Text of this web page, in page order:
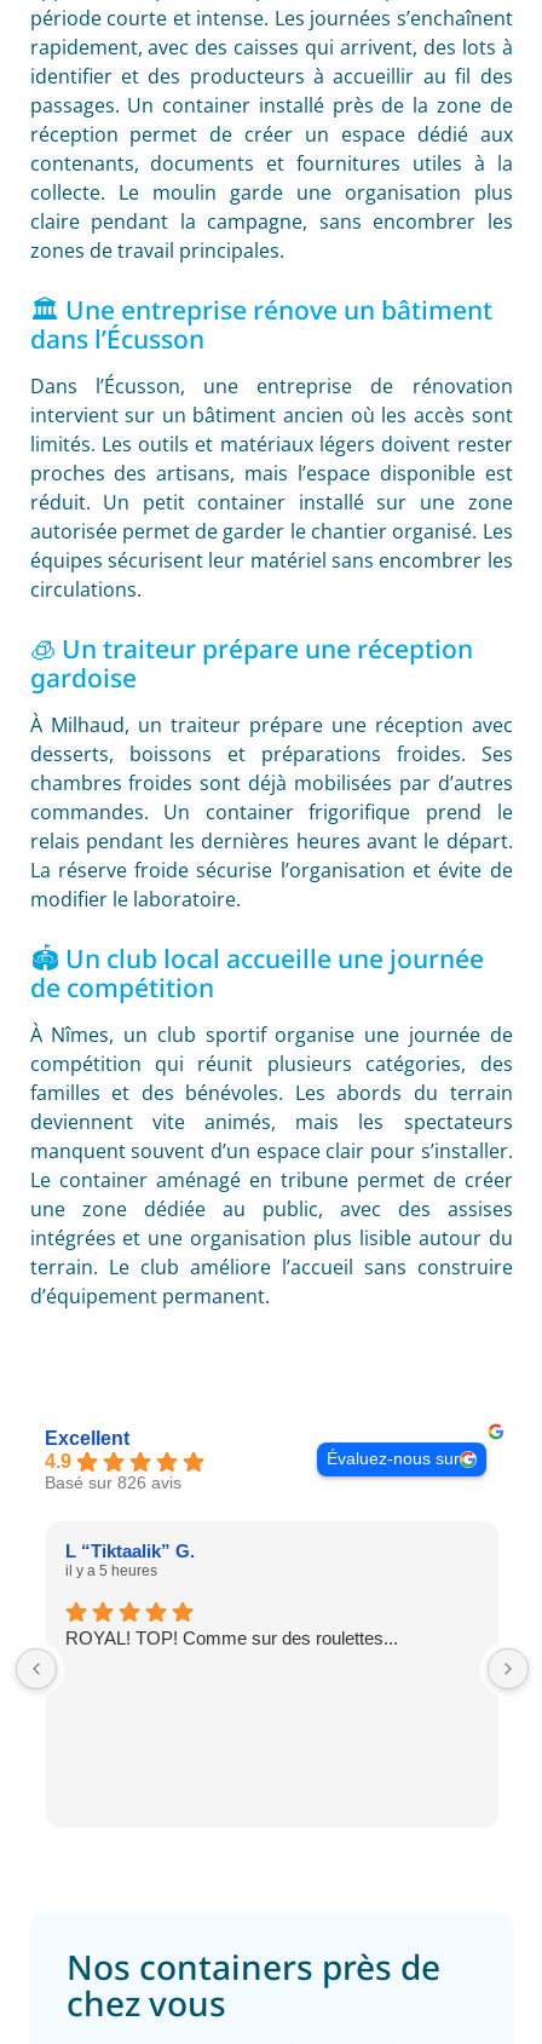
période courte et intense. Les journées s’enchaînent
rapidement, avec des caisses qui arrivent, des lots à
identifier et des producteurs à accueillir au fil des
passages. Un container installé près de la zone de
réception permet de créer un espace dédié aux
contenants, documents et fournitures utiles à la
collecte. Le moulin garde une organisation plus
claire pendant la campagne, sans encombrer les
zones de travail principales.
🏛️ Une entreprise rénove un bâtiment
dans l’Écusson
Dans l’Écusson, une entreprise de rénovation
intervient sur un bâtiment ancien où les accès sont
limités. Les outils et matériaux légers doivent rester
proches des artisans, mais l’espace disponible est
réduit. Un petit container installé sur une zone
autorisée permet de garder le chantier organisé. Les
équipes sécurisent leur matériel sans encombrer les
circulations.
🧊 Un traiteur prépare une réception
gardoise
À Milhaud, un traiteur prépare une réception avec
desserts, boissons et préparations froides. Ses
chambres froides sont déjà mobilisées par d’autres
commandes. Un container frigorifique prend le
relais pendant les dernières heures avant le départ.
La réserve froide sécurise l’organisation et évite de
modifier le laboratoire.
🏟️ Un club local accueille une journée
de compétition
À Nîmes, un club sportif organise une journée de
compétition qui réunit plusieurs catégories, des
familles et des bénévoles. Les abords du terrain
deviennent vite animés, mais les spectateurs
manquent souvent d’un espace clair pour s’installer.
Le container aménagé en tribune permet de créer
une zone dédiée au public, avec des assises
intégrées et une organisation plus lisible autour du
terrain. Le club améliore l’accueil sans construire
d’équipement permanent.
Excellent
4.9
Basé sur 826 avis
Évaluez-nous sur
L “Tiktaalik” G.
il y a 5 heures
ROYAL! TOP! Comme sur des roulettes...
Nos containers près de
chez vous